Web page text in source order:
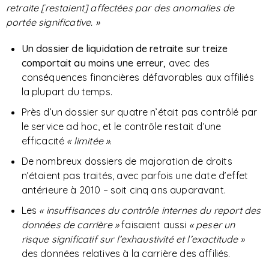
retraite [restaient] affectées par des anomalies de
portée significative. »
Un dossier de liquidation de retraite sur treize
comportait au moins une erreur, avec des
conséquences financières défavorables aux affiliés
la plupart du temps.
Près d’un dossier sur quatre n’était pas contrôlé par
le service ad hoc, et le contrôle restait d’une
efficacité « limitée ».
De nombreux dossiers de majoration de droits
n’étaient pas traités, avec parfois une date d’effet
antérieure à 2010 – soit cinq ans auparavant.
Les « insuffisances du contrôle internes du report des
données de carrière »faisaient aussi « peser un
risque significatif sur l’exhaustivité et l’exactitude »
des données relatives à la carrière des affiliés.